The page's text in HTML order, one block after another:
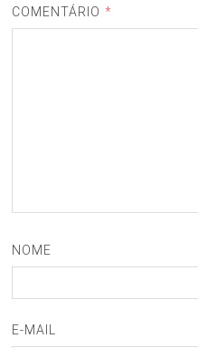
COMENTÁRIO *
NOME
E-MAIL